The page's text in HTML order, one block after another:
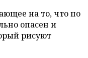
на то, что по
опасен и
рисуют